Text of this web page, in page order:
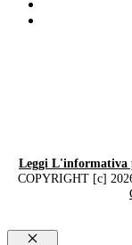
Leggi L'informativa
COPYRIGHT [c]